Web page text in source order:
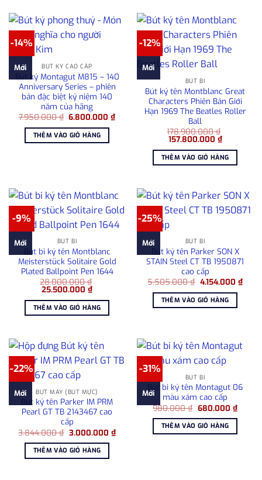
-14%
Mới BÚT KÝ CAO CẤP
Bút ký Montagut M815 – 140
Anniversary Series – phiên
bản đặc biệt kỷ niệm 140
năm của hãng
7.950.000₫ Giá
là:
7.950.000 ₫.
6.800.000₫Giá
hiện
THÊM VÀO GIỎ HÀNG
-12%
Mới
BÚT BI
Bút ký tên Montblanc Great
Characters Phiên Bản Giới
Hạn 1969 The Beatles Roller
Ball
178.900.000₫
Giá
là:
178.900.000 ₫.
157.800.000 ₫Giá
hiện
tại
là:
THÊM VÀO GIỎ HÀNG
-9%
Mới BÚT BI
Bút bi ký tên Montblanc
Meisterstück Solitaire Gold
Plated Ballpoint Pen 1644
28.000.000₫
Giá
là:
28.000.000 ₫.
25.500.000 ₫Giá
tại
là:
THÊM VÀO GIỎ HÀNG
-25%
Mới BÚT BI
Bút ký tên Parker SON X
STAIN Steel CT TB 1950871
cao cấp
5.505.000₫ Giá
là:
5.505.000 ₫.
4.154.000 ₫Giá
THÊM VÀO GIỎ HÀNG
-22%
Mới BÚT MÁY (BÚT MỰC)
Bút ký tên Parker IM PRM
Pearl GT TB 2143467 cao
cấp
3.844.000₫ Giá
là:
3.844.000 ₫.
3.000.000 ₫Giá
hiện
THÊM VÀO GIỎ HÀNG
-31%
Mới
BÚT BI
Bút bi ký tên Montagut 06
màu xám cao cấp
980.000₫ Giá
là:
980.000 ₫.
680.000 ₫Giá
hiện
THÊM VÀO GIỎ HÀNG